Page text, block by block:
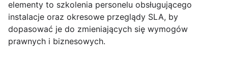
elementy to szkolenia personelu obsługującego
instalacje oraz okresowe przeglądy SLA, by
dopasować je do zmieniających się wymogów
prawnych i biznesowych.